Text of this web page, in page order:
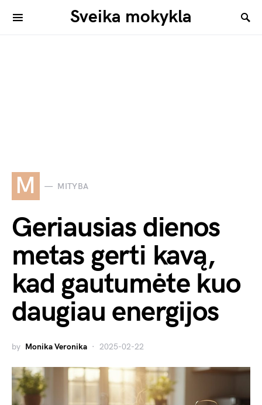
Sveika mokykla
M MITYBA
Geriausias dienos
metas gerti kavą,
kad gautumėte kuo
daugiau energijos
by Monika Veronika 2025-02-22